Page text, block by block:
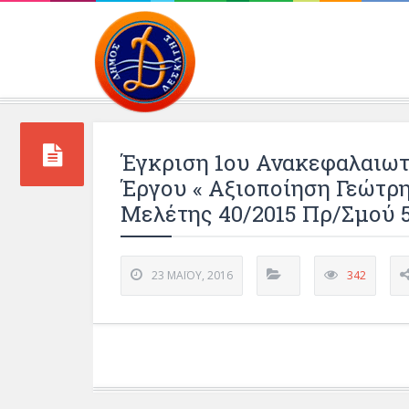
Έγκριση 1ου
Έργου « Αξιοποίηση
Μελέτης 40/2015 Πρ/σμού
23 ΜΑΪ́ΟΥ, 2016 342